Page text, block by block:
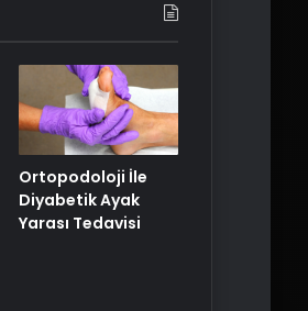
Ortopodoloji İle
Diyabetik Ayak
Yarası Tedavisi